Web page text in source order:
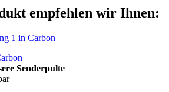
empfehlen wir Ihnen:
Senderpulte